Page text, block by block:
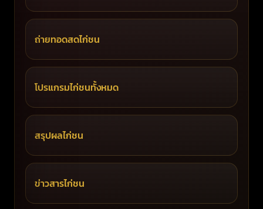
ถ่ายทอดสดไก่ชน
โปรแกรมไก่ชนทั้งหมด
สรุปผลไก่ชน
ข่าวสารไก่ชน